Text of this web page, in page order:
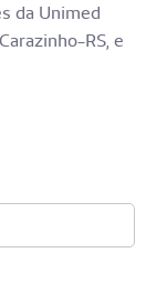
da Unimed
RS, e